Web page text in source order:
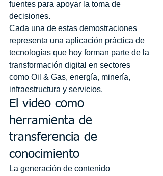
fuentes para apoyar la toma de
decisiones.
Cada una de estas demostraciones
representa una aplicación práctica de
tecnologías que hoy forman parte de la
transformación digital en sectores
como Oil & Gas, energía, minería,
infraestructura y servicios.
El video como
herramienta de
transferencia de
conocimiento
La generación de contenido